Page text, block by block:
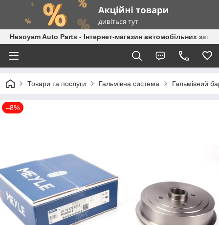
Hesoyam Auto Parts - Інтернет-магазин автомобільних
Товари та послуги Гальмівна система Гальмівний
–8%